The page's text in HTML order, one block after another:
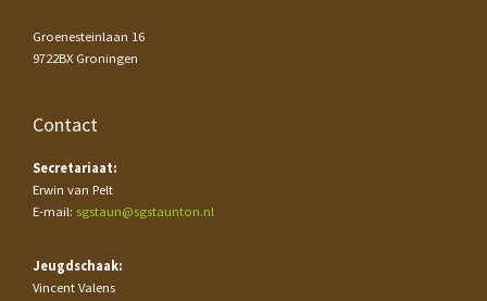
Groenesteinlaan 16
9722BX Groningen
Contact
Secretariaat:
Erwin van Pelt
E-mail: sgstaun@sgstaunton.nl
Jeugdschaak:
Vincent Valens